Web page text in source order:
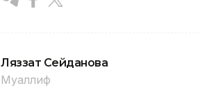
Ляззат Сейданова
Муаллиф